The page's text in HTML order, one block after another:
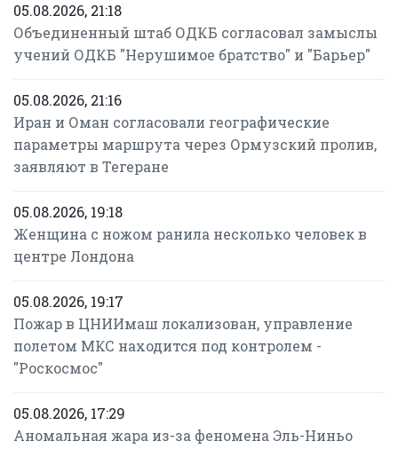
05.08.2026, 21:18
Объединенный штаб ОДКБ согласовал замыслы
учений ОДКБ "Нерушимое братство" и "Барьер"
05.08.2026, 21:16
Иран и Оман согласовали географические
параметры маршрута через Ормузский пролив,
заявляют в Тегеране
05.08.2026, 19:18
Женщина с ножом ранила несколько человек в
центре Лондона
05.08.2026, 19:17
Пожар в ЦНИИмаш локализован, управление
полетом МКС находится под контролем -
"Роскосмос"
05.08.2026, 17:29
Аномальная жара из-за феномена Эль-Ниньо